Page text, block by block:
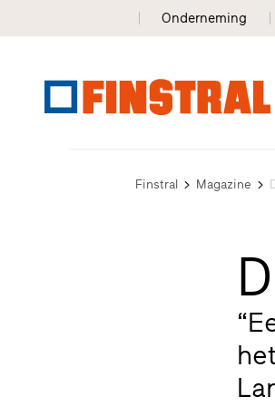
Onderneming
Finstral Magazine